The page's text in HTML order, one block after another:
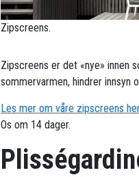
Zipscreens.
Zipscreens er det «nye» innen
sommervarmen, hindrer innsyn
Les mer om våre zipscreens
Os om 14 dager.